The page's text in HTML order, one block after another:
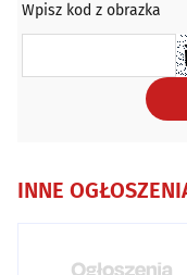
Wpisz kod z obrazka
INNE